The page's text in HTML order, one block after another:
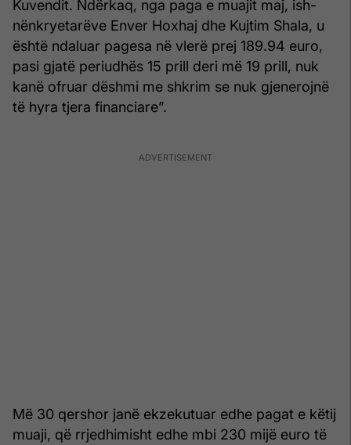
Kuvendit. Ndërkaq, nga paga e muajit maj, ish-
nënkryetarëve Enver Hoxhaj dhe Kujtim Shala, u
është ndaluar pagesa në vlerë prej 189.94 euro,
pasi gjatë periudhës 15 prill deri më 19 prill, nuk
kanë ofruar dëshmi me shkrim se nuk gjenerojnë
të hyra tjera financiare”.
Më 30 qershor janë ekzekutuar edhe pagat e këtij
muaji, që rrjedhimisht edhe mbi 230 mijë euro të